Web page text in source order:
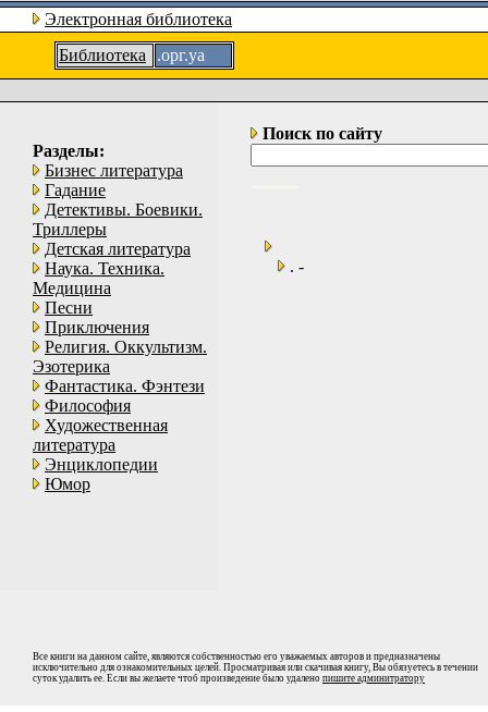
Электронная библиотека
Библиотека
.орг.уа
Разделы:
Бизнес литература
Гадание
Детективы. Боевики.
Триллеры
Детская литература
Наука. Техника.
Медицина
Песни
Приключения
Религия. Оккультизм.
Эзотерика
Фантастика. Фэнтези
Философия
Художественная
литература
Энциклопедии
Юмор
Поиск по сайту
. -
Все книги на данном сайте, являются собственностью его уважаемых авторов и предназначены
исключительно для ознакомительных целей. Просматривая или скачивая книгу, Вы обязуетесь в течении
суток удалить ее. Если вы желаете чтоб произведение было удалено пишите админитратору